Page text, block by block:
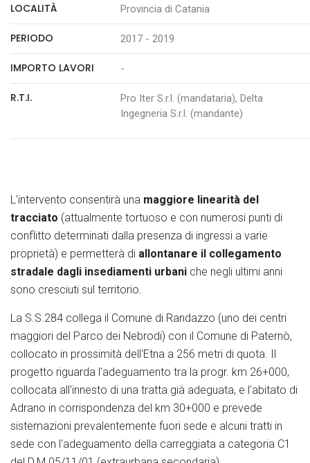
LOCALITÀ Provincia di Catania
PERIODO 2017 - 2019
IMPORTO LAVORI -
R.T.I.
Pro Iter S.r.l. (mandataria), Delta
Ingegneria S.r.l. (mandante)
L'intervento consentirà una maggiore linearità del
tracciato (attualmente tortuoso e con numerosi punti di
conflitto determinati dalla presenza di ingressi a varie
proprietà) e permetterà di allontanare il collegamento
stradale dagli insediamenti urbani che negli ultimi anni
sono cresciuti sul territorio.
La S.S.284 collega il Comune di Randazzo (uno dei centri
maggiori del Parco dei Nebrodi) con il Comune di Paternò,
collocato in prossimità dell'Etna a 256 metri di quota. Il
progetto riguarda l'adeguamento tra la progr. km 26+000,
collocata all'innesto di una tratta già adeguata, e l'abitato di
Adrano in corrispondenza del km 30+000 e prevede
sistemazioni prevalentemente fuori sede e alcuni tratti in
sede con l'adeguamento della carreggiata a categoria C1